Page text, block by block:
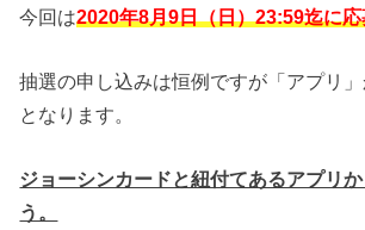
今回は2020年8月9日（日）23:59迄に
抽選の申し込みは恒例ですが「アプリ
となります。
ジョーシンカードと紐付てあるアプリ
う。